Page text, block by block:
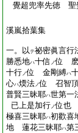
覺超兜率先徳 聖
溪嵐拾葉集
一。以テ祕密眞言行
勝悉地ハ十信 ノ位
十行ノ位 金剛縛ハ
心ハ煗法ノ位 召智
普賢三昧耶ハ世第一
已上是加行ノ位也
極喜三昧耶ハ初歡
地 蓮花三昧耶ハ第